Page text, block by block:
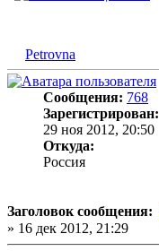
Petrovna
Сообщения: 768
Зарегистрирован:
29 ноя 2012, 20:50
Откуда:
Россия
Заголовок сообщения:
» 16 дек 2012, 21:29